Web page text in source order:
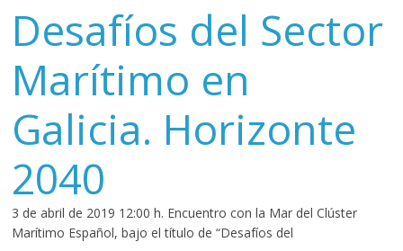
Desafíos del Sector
Marítimo en
Galicia. Horizonte
2040
3 de abril de 2019 12:00 h. Encuentro con la Mar del Clúster
Marítimo Español, bajo el título de “Desafíos del